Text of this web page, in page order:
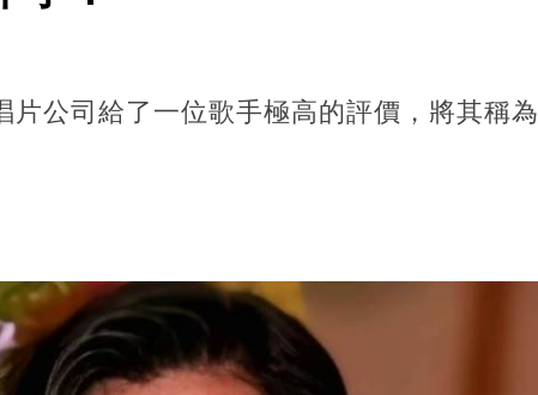
片公司給了一位歌手極高的評價，將其稱為